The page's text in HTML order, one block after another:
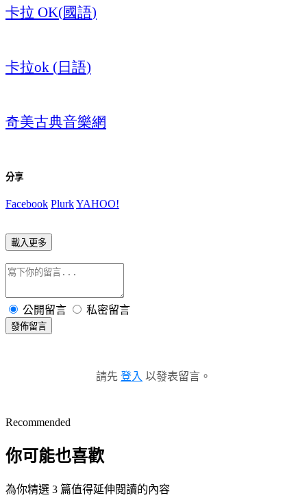
卡拉 OK(國語)
卡拉ok (日語)
奇美古典音樂網
分享
Facebook PlurkYAHOO!
載入更多
公開留言 私密留言
發佈留言
請先 登入 以發表留言。
Recommended
你可能也喜歡
為你精選 3 篇值得延伸閱讀的內容